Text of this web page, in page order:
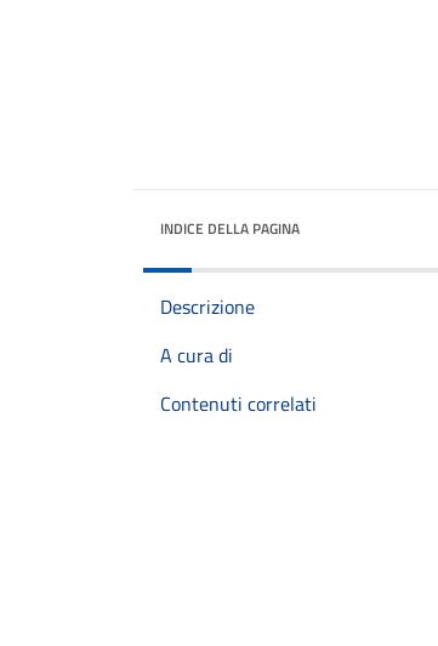
INDICE DELLA PAGINA
Descrizione
A cura di
Contenuti correlati